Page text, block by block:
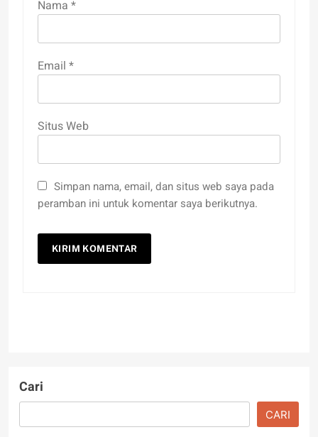
Nama *
Email *
Situs Web
Simpan nama, email, dan situs web saya pada
peramban ini untuk komentar saya berikutnya.
Cari
CARI